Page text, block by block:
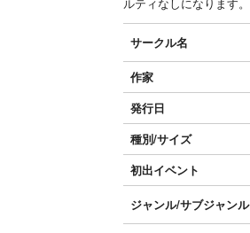
サークル名
作家
発行日
種別/サイズ
初出イベント
ジャンル/サブジャンル